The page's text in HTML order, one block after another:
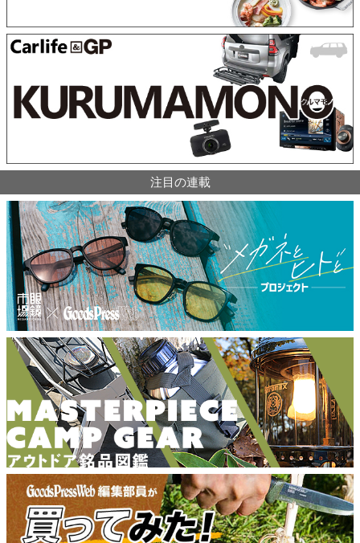
注目の連載